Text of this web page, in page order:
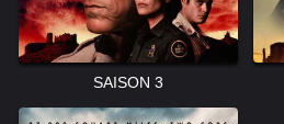
SAISON 3